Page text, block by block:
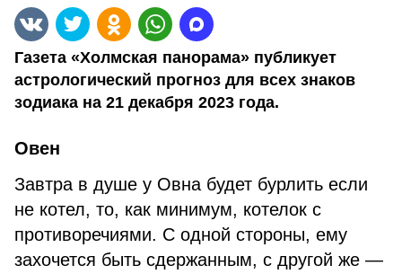
Газета «Холмская панорама» публикует
астрологический прогноз для всех знаков
зодиака на 21 декабря 2023 года.
Овен
Завтра в душе у Овна будет бурлить если
не котел, то, как минимум, котелок с
противоречиями. С одной стороны, ему
захочется быть сдержанным, с другой же —